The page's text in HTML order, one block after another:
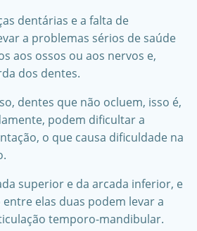
dentárias e a falta de
a problemas sérios de saúde
aos ossos ou aos nervos e,
dos dentes.
dentes que não ocluem, isso é,
podem dificultar a
o que causa dificuldade na
superior e da arcada inferior, e
elas duas podem levar a
temporo-mandibular.